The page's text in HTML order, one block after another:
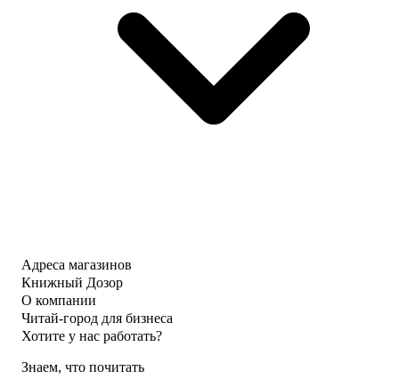
Адреса магазинов
Книжный Дозор
О компании
Читай-город для бизнеса
Хотите у нас работать?
Знаем, что почитать